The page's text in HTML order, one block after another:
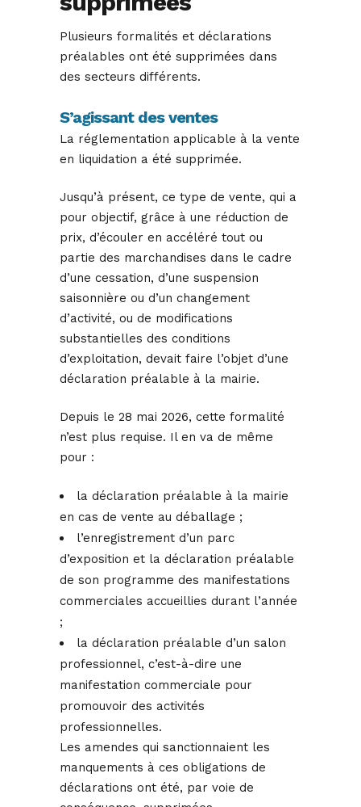
Plusieurs formalités et déclarations
préalables ont été supprimées dans
des secteurs différents.
S’agissant des ventes
La réglementation applicable à la vente
en liquidation a été supprimée.
Jusqu’à présent, ce type de vente, qui a
pour objectif, grâce à une réduction de
prix, d’écouler en accéléré tout ou
partie des marchandises dans le cadre
d’une cessation, d’une suspension
saisonnière ou d’un changement
d’activité, ou de modifications
substantielles des conditions
d’exploitation, devait faire l’objet d’une
déclaration préalable à la mairie.
Depuis le 28 mai 2026, cette formalité
n’est plus requise. Il en va de même
pour :
la déclaration préalable à la mairie
en cas de vente au déballage ;
l’enregistrement d’un parc
d’exposition et la déclaration préalable
de son programme des manifestations
commerciales accueillies durant l’année
;
la déclaration préalable d’un salon
professionnel, c’est-à-dire une
manifestation commerciale pour
promouvoir des activités
professionnelles.
Les amendes qui sanctionnaient les
manquements à ces obligations de
déclarations ont été, par voie de